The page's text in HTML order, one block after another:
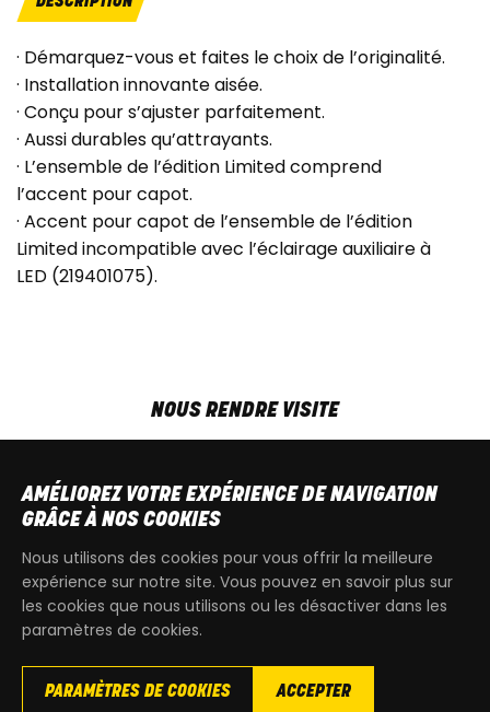
· Démarquez-vous et faites le choix de l’originalité.
· Installation innovante aisée.
· Conçu pour s’ajuster parfaitement.
· Aussi durables qu’attrayants.
· L’ensemble de l’édition Limited comprend
l’accent pour capot.
· Accent pour capot de l’ensemble de l’édition
Limited incompatible avec l’éclairage auxiliaire à
LED (219401075).
NOUS RENDRE VISITE
SAM9h00 - 13h30
T+32 64 700 970
AMÉLIOREZ VOTRE EXPÉRIENCE DE NAVIGATION
GRÂCE À NOS COOKIES
Nous utilisons des cookies pour vous offrir la meilleure
expérience sur notre site. Vous pouvez en savoir plus sur
les cookies que nous utilisons ou les désactiver dans les
paramètres de cookies.
PARAMÈTRES DE COOKIES ACCEPTER